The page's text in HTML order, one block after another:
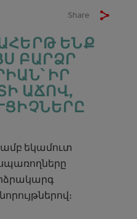
Share
ԵՆՔ
ԲԱՐՁՐ
ԻՐ
ԱՃՈՎ,
եկամուտ